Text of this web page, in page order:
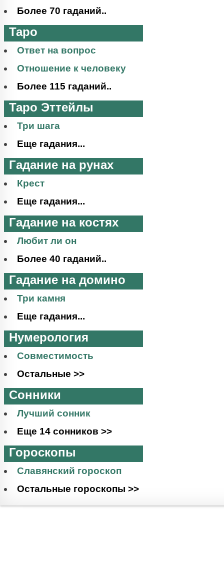
Более 70 гаданий..
Таро
Ответ на вопрос
Отношение к человеку
Более 115 гаданий..
Таро Эттейлы
Три шага
Еще гадания...
Гадание на рунах
Крест
Еще гадания...
Гадание на костях
Любит ли он
Более 40 гаданий..
Гадание на домино
Три камня
Еще гадания...
Нумерология
Совместимость
Остальные >>
Сонники
Лучший сонник
Еще 14 сонников >>
Гороскопы
Славянский гороскоп
Остальные гороскопы >>